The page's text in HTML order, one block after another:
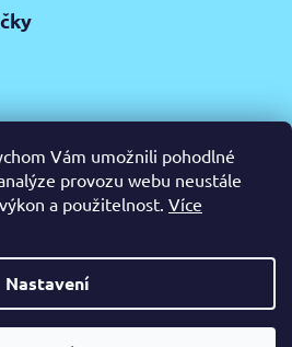
Vám umožnili pohodlné
provozu webu neustále
a použitelnost. Více
Nastavení
Shoptet